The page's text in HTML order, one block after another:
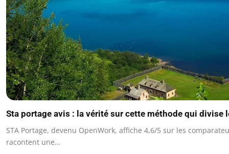
Sta portage avis : la vérité sur cette méthode qui divise
STA Portage, devenu OpenWork, affiche 4,6/5 sur les
racontent une…